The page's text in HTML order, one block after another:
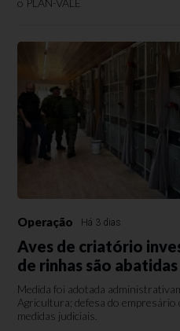
o PLAN-VALE
Operação Há 3 dias
Aves de criatório
de rinhas são abatidas
Medida foi adotada
Agricultura; defesa do empresário
medidas judiciais.